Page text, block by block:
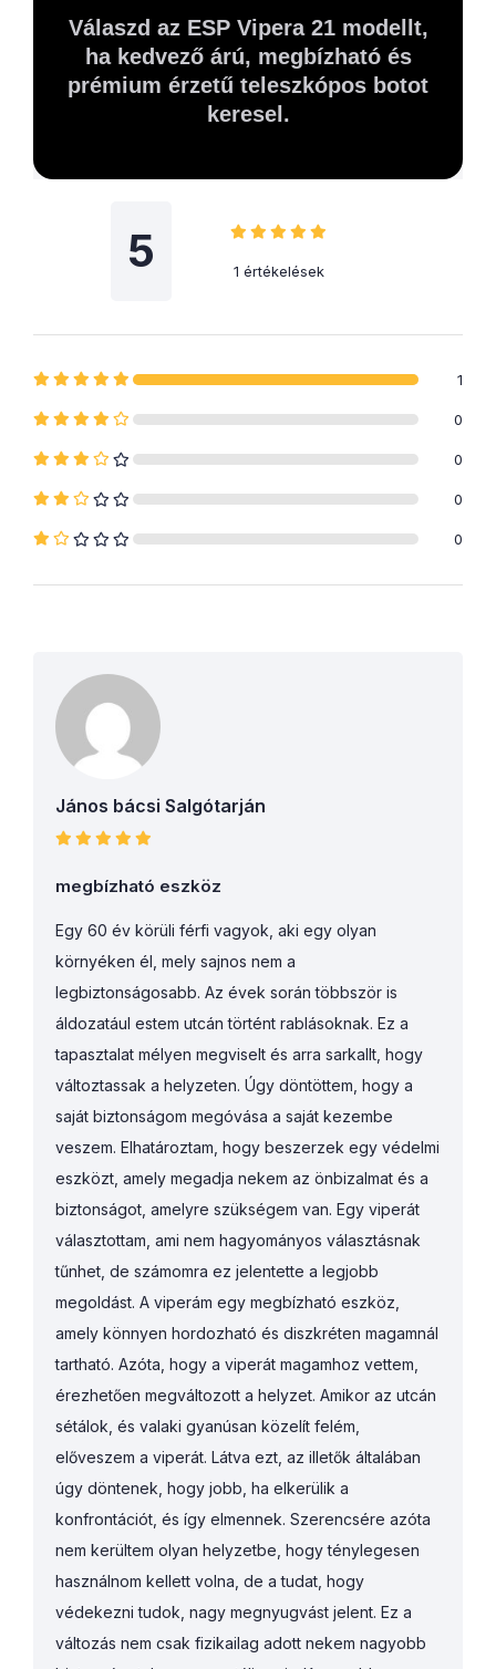
Válaszd az ESP Vipera 21 modellt,
ha kedvező árú, megbízható és
prémium érzetű teleszkópos botot
keresel.
5 1 értékelések
1
0
0
0
0
János bácsi Salgótarján
megbízható eszköz
Egy 60 év körüli férfi vagyok, aki egy olyan
környéken él, mely sajnos nem a
legbiztonságosabb. Az évek során többször is
áldozatául estem utcán történt rablásoknak. Ez a
tapasztalat mélyen megviselt és arra sarkallt, hogy
változtassak a helyzeten. Úgy döntöttem, hogy a
saját biztonságom megóvása a saját kezembe
veszem. Elhatároztam, hogy beszerzek egy védelmi
eszközt, amely megadja nekem az önbizalmat és a
biztonságot, amelyre szükségem van. Egy viperát
választottam, ami nem hagyományos választásnak
tűnhet, de számomra ez jelentette a legjobb
megoldást. A viperám egy megbízható eszköz,
amely könnyen hordozható és diszkréten magamnál
tartható. Azóta, hogy a viperát magamhoz vettem,
érezhetően megváltozott a helyzet. Amikor az utcán
sétálok, és valaki gyanúsan közelít felém,
előveszem a viperát. Látva ezt, az illetők általában
úgy döntenek, hogy jobb, ha elkerülik a
konfrontációt, és így elmennek. Szerencsére azóta
nem kerültem olyan helyzetbe, hogy ténylegesen
használnom kellett volna, de a tudat, hogy
védekezni tudok, nagy megnyugvást jelent. Ez a
változás nem csak fizikailag adott nekem nagyobb